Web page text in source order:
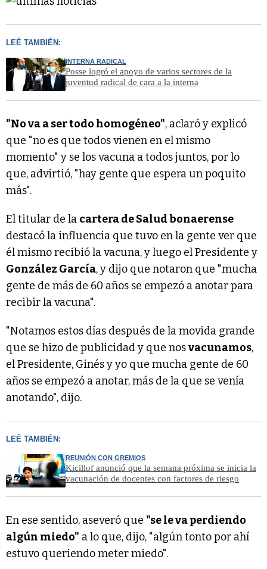
LEÉ TAMBIÉN:
INTERNA RADICAL
Posse logró el apoyo de varios sectores de la
juventud radical de cara a la interna
"No va a ser todo homogéneo", aclaró y explicó
que "no es que todos vienen en el mismo
momento" y se los vacuna a todos juntos, por lo
que, advirtió, "hay gente que espera un poquito
más".
El titular de la cartera de Salud bonaerense
destacó la influencia que tuvo en la gente ver que
él mismo recibió la vacuna, y luego el Presidente y
González García, y dijo que notaron que "mucha
gente de más de 60 años se empezó a anotar para
recibir la vacuna".
"Notamos estos días después de la movida grande
que se hizo de publicidad y que nosvacunamos,
el Presidente, Ginés y yo que mucha gente de 60
años se empezó a anotar, más de la que se venía
anotando", dijo.
LEÉ TAMBIÉN:
REUNIÓN CON GREMIOS
Kicillof anunció que la semana próxima se inicia la
vacunación de docentes con factores de riesgo
En ese sentido, aseveró que "se le va perdiendo
algún miedo" a lo que, dijo, "algún tonto por ahí
estuvo queriendo meter miedo".